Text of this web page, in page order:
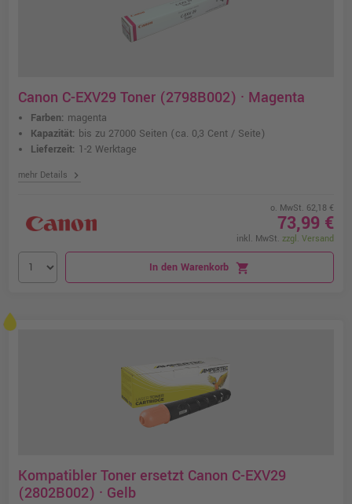
Canon C-EXV29 Toner (2798B002) · Magenta
Farben: magenta
Kapazität: bis zu 27000 Seiten (ca. 0,3 Cent / Seite)
Lieferzeit: 1-2 Werktage
mehr Details chevron_right
o. MwSt. 62,18 €
73,99 €
inkl. MwSt. zzgl. Versand
In den Warenkorb shopping_cart
Kompatibler Toner ersetzt Canon C-EXV29
(2802B002) · Gelb